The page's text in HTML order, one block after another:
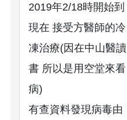
2019年2/18時開始到
現在 接受方醫師的冷
凍治療(因在中山醫讀
書 所以是用空堂來看
病)
有查資料發現病毒由